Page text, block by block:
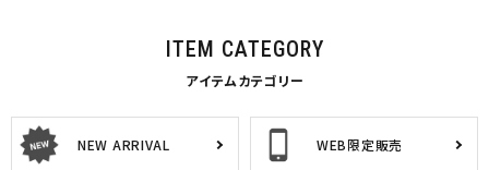
スタイリング
ITEM CATEGORY
アイテムカテゴリー
NEW ARRIVAL WEB限定販売